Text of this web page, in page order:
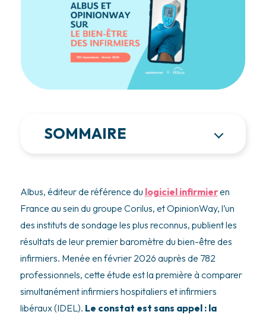
SOMMAIRE
Albus, éditeur de référence du logiciel infirmieren
France au sein du groupe Corilus, et OpinionWay, l’un
des instituts de sondage les plus reconnus, publient les
résultats de leur premier baromètre du bien-être des
infirmiers. Menée en février 2026 auprès de 782
professionnels, cette étude est la première à comparer
simultanément infirmiers hospitaliers et infirmiers
libéraux (IDEL). Le constat est sans appel : la